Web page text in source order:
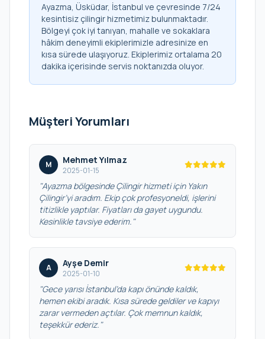
Ayazma, Üsküdar, İstanbul ve çevresinde 7/24
kesintisiz çilingir hizmetimiz bulunmaktadır.
Bölgeyi çok iyi tanıyan, mahalle ve sokaklara
hâkim deneyimli ekiplerimizle adresinize en
kısa sürede ulaşıyoruz. Ekiplerimiz ortalama 20
dakika içerisinde servis noktanızda oluyor.
Müşteri Yorumları
M Mehmet Yılmaz
2025-01-15
"Ayazma bölgesinde Çilingir hizmeti için Yakın
Çilingir’yi aradım. Ekip çok profesyoneldi, işlerini
titizlikle yaptılar. Fiyatları da gayet uygundu.
Kesinlikle tavsiye ederim."
A Ayşe Demir
2025-01-10
"Gece yarısı İstanbul’da kapı önünde kaldık,
hemen ekibi aradık. Kısa sürede geldiler ve kapıyı
zarar vermeden açtılar. Çok memnun kaldık,
teşekkür ederiz."